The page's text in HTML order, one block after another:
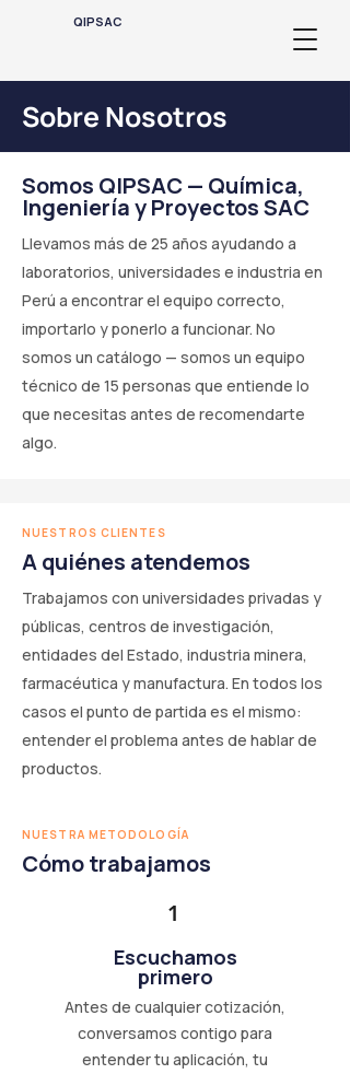
QIPSAC
Sobre Nosotros
Somos QIPSAC— Química,
Ingeniería y Proyectos SAC
Llevamos más de 25 años ayudando a
laboratorios, universidades e industria en
Perú a encontrar el equipo correcto,
importarlo y ponerlo a funcionar. No
somos un catálogo — somos un equipo
técnico de 15 personas que entiende lo
que necesitas antes de recomendarte
algo.
NUESTROS CLIENTES
A quiénes atendemos
Trabajamos con universidades privadas y
públicas, centros de investigación,
entidades del Estado, industria minera,
farmacéutica y manufactura. En todos los
casos el punto de partida es el mismo:
entender el problema antes de hablar de
productos.
NUESTRA METODOLOGÍA
Cómo trabajamos
Escuchamos
primero
Antes de cualquier cotización,
conversamos contigo para
entender tu aplicación, tu
1